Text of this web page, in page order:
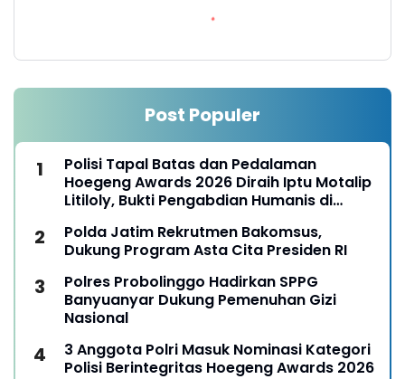
Post Populer
Polisi Tapal Batas dan Pedalaman
Hoegeng Awards 2026 Diraih Iptu Motalip
Litiloly, Bukti Pengabdian Humanis di
Polda Jatim Rekrutmen Bakomsus,
Dukung Program Asta Cita Presiden RI
Polres Probolinggo Hadirkan SPPG
Banyuanyar Dukung Pemenuhan Gizi
Nasional
3 Anggota Polri Masuk Nominasi Kategori
Polisi Berintegritas Hoegeng Awards 2026